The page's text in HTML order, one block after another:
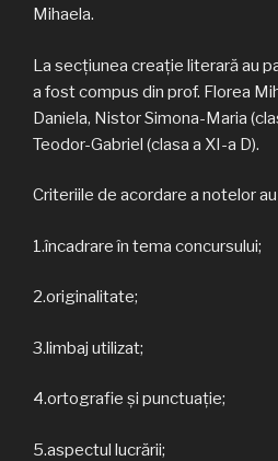
Mihaela.
La secțiunea creație literară au
a fost compus din prof. Florea
Daniela, Nistor Simona-Maria
Teodor-Gabriel (clasa a XI-a D).
Criteriile de acordare a notelor
1.încadrare în tema concursului;
2.originalitate;
3.limbaj utilizat;
4.ortografie şi punctuaţie;
5.aspectul lucrării;